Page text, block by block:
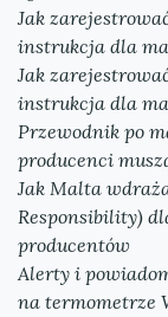
Jak
instrukcja dla
Jak
instrukcja dla
Przewodnik po
producenci
Jak Malta
Responsibility)
producentów
Alerty i
na termometrze